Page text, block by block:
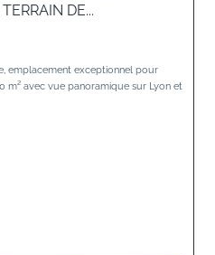
DE...
emplacement exceptionnel pour
m² avec vue panoramique sur Lyon et